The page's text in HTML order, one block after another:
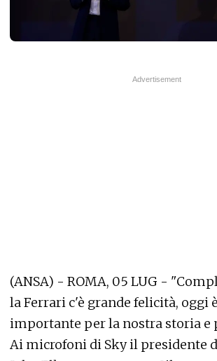
(ANSA) - ROMA, 05 LUG -
la Ferrari c'è grande felicità, oggi
importante per la nostra storia e
Ai microfoni di Sky il presidente